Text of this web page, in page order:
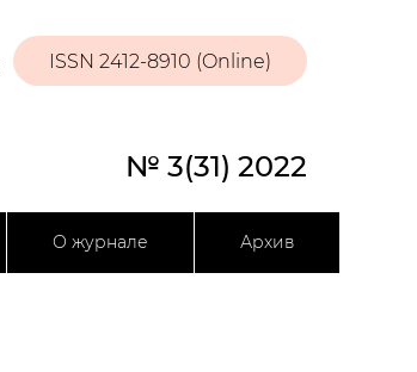
ISSN 2412-8910 (Online)
№ 3(31) 2022
О журнале Архив